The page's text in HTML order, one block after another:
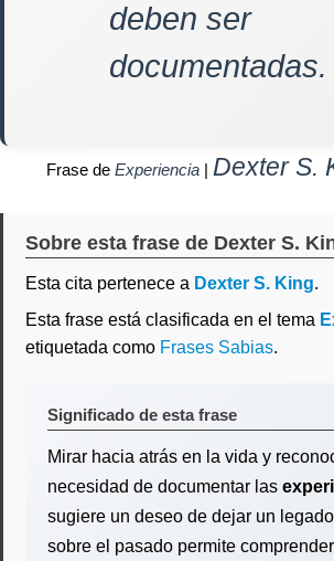
deben ser
documentadas.
Frase de Experiencia | Dexter S.
Sobre esta frase de Dexter S.
Esta cita pertenece a Dexter S. King.
Esta frase está clasificada en el tema
etiquetada como Frases Sabias.
Significado de esta frase
Mirar hacia atrás en la vida y
necesidad de documentar las
sugiere un deseo de dejar un
sobre el pasado permite